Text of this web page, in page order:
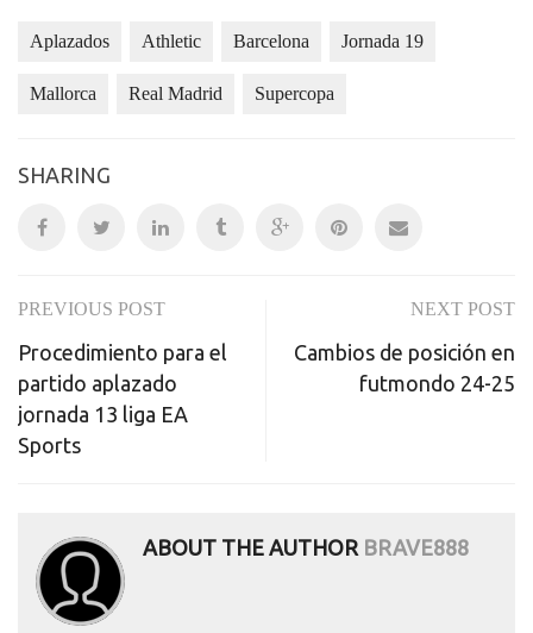
Aplazados Athletic Barcelona Jornada 19
Mallorca Real Madrid Supercopa
SHARING
Post
navigation
PREVIOUS POST
Procedimiento para el
partido aplazado
jornada 13 liga EA
Sports
NEXT POST
Cambios de posición en
futmondo 24-25
ABOUT THE AUTHOR BRAVE888